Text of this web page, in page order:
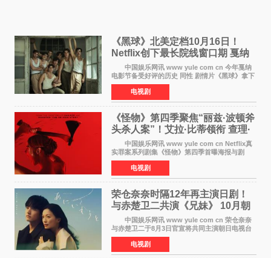
《黑球》北美定档10月16日！
Netflix创下最长院线窗口期 戛纳
最佳导演加持
中国娱乐网讯 www yule com cn 今年戛纳
电影节备受好评的历史 同性 剧情片《黑球》拿下
Netflix美国发行电影的最长院线放映期——该片
最新定档今年10月16日美国影院上映（此前定档
11月6日，如
电视剧
《怪物》第四季聚焦“丽兹·波顿斧
头杀人案”！艾拉·比蒂领衔 查理·
汉纳姆、莎拉·保
中国娱乐网讯 www yule com cn Netflix真
实罪案系列剧集《怪物》第四季首曝海报与剧
照，聚焦鹅妈妈童谣亦有记载的著名血腥杀人案
——丽兹·波顿砍死生父与继母案。 本季由艾
拉·比蒂饰
电视剧
荣仓奈奈时隔12年再主演日剧！
与赤楚卫二共演《兄妹》 10月朝
日新档开播
中国娱乐网讯 www yule com cn 荣仓奈奈
与赤楚卫二于8月3日官宣将共同主演朝日电视台
日剧《兄妹》（10月开播，每周六晚10点播
出）。这也是荣仓奈奈继TBS剧集《为了N》之
后，暌违12年再度担
电视剧